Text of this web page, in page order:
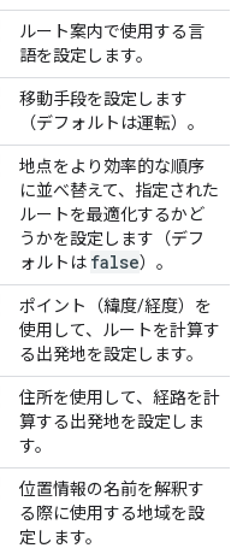
ルート案内で使用する言
語を設定します。
移動手段を設定します
（デフォルトは運転）。
地点をより効率的な順序
に並べ替えて、指定された
ルートを最適化するかど
うかを設定します（デフ
ォルトは false）。
ポイント（緯度/経度）を
使用して、ルートを計算す
る出発地を設定します。
住所を使用して、経路を計
算する出発地を設定しま
す。
位置情報の名前を解釈す
る際に使用する地域を設
定します。